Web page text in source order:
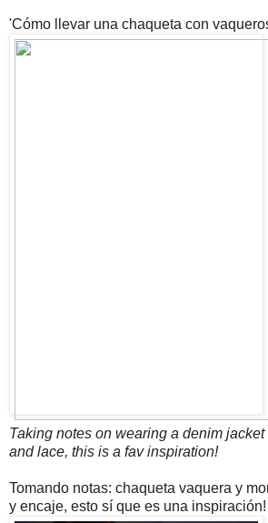
'Cómo llevar una chaqueta con
Taking notes on wearing a denim
and lace, this is a fav inspiration!
Tomando notas: chaqueta vaquera y
y encaje, esto sí que es una inspiración!